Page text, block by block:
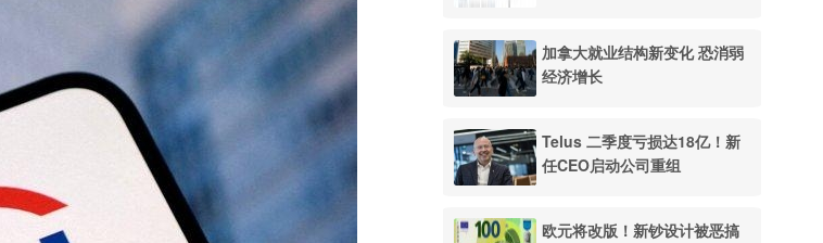
加拿大就业结构新变化 恐消弱
经济增长
Telus 二季度亏损达18亿！新
任CEO启动公司重组
欧元将改版！新钞设计被恶搞